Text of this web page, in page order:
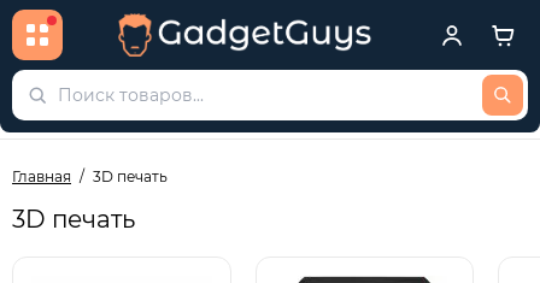
Главная 3D печать
3D печать